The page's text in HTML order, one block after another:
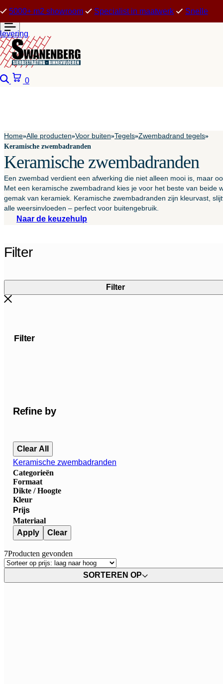
5000+ m2 showroom Specialist in maatwerk Snelle
levering
Zoeken
0
Home»Alle producten»Voor buiten»Tegels»Zwembadrand tegels»
Keramische zwembadranden
Keramische zwembadranden
Een zwembad verdient een afwerking die niet alleen mooi is, maar
Met een keramische zwembadrand kies je voor het beste van beide
gemak van keramiek. Keramische zwembadranden zijn kleurvast,
alle weersinvloeden – perfect voor buitengebruik.
Naar de keuzehulp
Filter
Filter
Filter
Refine by
Clear All
Keramische zwembadranden
Categorieën
Formaat
Dikte / Hoogte
Kleur
Prijs
Materiaal
Apply
Clear
7Producten gevonden
SORTEREN OP